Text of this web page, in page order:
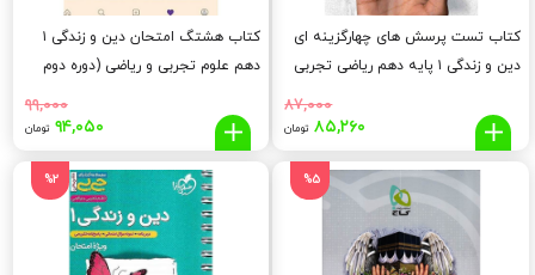
کتاب تست پرسش های چهارگزینه ای
دین و زندگی ۱ پایه دهم ریاضی تجربی
۸۷,۰۰۰
قیمت
اصلی:
۸۷,۰۰۰
تومان
۸۵,۲۶۰ تومانقیمت
فعلی:
کتاب هشتگ امتحان دین و زندگی ۱
دهم علوم تجربی و ریاضی (دوره دوم
۹۹,۰۰۰
قیمت
اصلی:
۹۹,۰۰۰
تومان
بود.
۹۴,۰۵۰ تومان